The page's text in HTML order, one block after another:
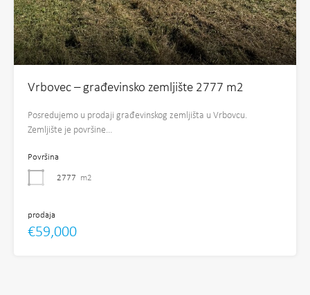
Vrbovec – građevinsko zemljište 2777 m2
Posredujemo u prodaji građevinskog zemljišta u Vrbovcu.
Zemljište je površine…
Površina
2777 m2
prodaja
€59,000